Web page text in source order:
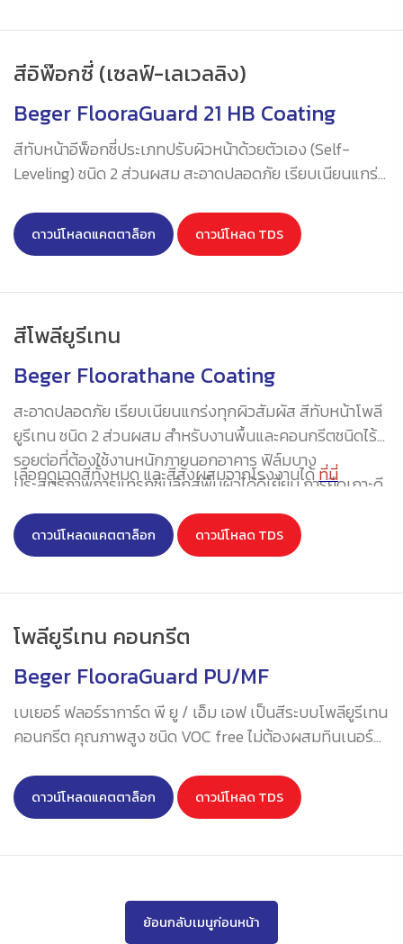
สีอิพ๊อกซี่ (เซลฟ์-เลเวลลิง)
Beger FlooraGuard 21 HB Coating
สีทับหน้าอีพ็อกซี่ประเภทปรับผิวหน้าด้วยตัวเอง (Self-
Leveling) ชนิด 2 ส่วนผสม สะอาดปลอดภัย เรียบเนียนแกร่ง
คอนกรีตชนิดไร้รอยต่อที่ต้องใช้งานหนักภายในอาคาร ชนิด
ความหนาปานกลาง ประสิทธิภาพการแทรกซึมลึกสู่พื้นผิวได้
ความปลอดภัยสำหรับการใช้งานในอุตสาหกรรมอาหารและ
ดาวน์โหลดแคตตาล็อก ดาวน์โหลด TDS
สีโพลียูรีเทน
Beger Floorathane Coating
สะอาดปลอดภัย เรียบเนียนแกร่งทุกผิวสัมผัส สีทับหน้าโพลี
ยูรีเทน ชนิด 2 ส่วนผสม สำหรับงานพื้นและคอนกรีตชนิดไร้
รอยต่อที่ต้องใช้งานหนักภายนอกอาคาร ฟิล์มบาง
ประสิทธิภาพการแทรกซึมลึกสู่พื้นผิวได้ดีเยี่ยม การยึดเกาะดี
เป็นเลิศ มีความทนทานสูง
เลือกดูเฉดสีทั้งหมด และสีสั่งผสมจากโรงงานได้ที่นี่
ดาวน์โหลดแคตตาล็อก ดาวน์โหลด TDS
โพลียูรีเทน คอนกรีต
Beger FlooraGuard PU/MF
เบเยอร์ ฟลอร์ราการ์ด พี ยู / เอ็ม เอฟ เป็นสีระบบโพลียูรีเทน
คอนกรีต คุณภาพสูง ชนิด VOC free ไม่ต้องผสมทินเนอร์
สามารถทำความหนาได้ตั้งแต่ 3 ถึง 5 มิลลิเมตร ตามความ
เหมาะสมต่อการใช้งาน มีคุณสมบัติแข็งแรง คงทน และ
เปลี่ยน แปลงอุณหภูมิอย่างฉับพลันได้อย่างดีเยี่ยม และยัง
พื้นบ่อย ๆ มีใบรับรองความปลอดภัยสำหรับการใช้งานใน
อุตสาหกรรมอาหารและเครื่องดื่ม HACCP (ดูใบรับรอง
ดาวน์โหลดแคตตาล็อก ดาวน์โหลด TDS
ย้อนกลับเมนูก่อนหน้า